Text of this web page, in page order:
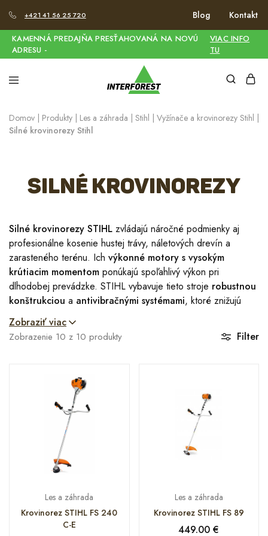
+421 41 56 25 720 Blog Kontakt
KAMENNÁ PREDAJŇA PRESŤAHOVANÁ NA NOVÚ
ADRESU -
VIAC INFO
TU
Domov Produkty Les a záhrada Stihl Vyžínače a krovinorezy Stihl
Silné krovinorezy Stihl
Silné krovinorezy
Silné krovinorezy STIHL zvládajú náročné podmienky aj
profesionálne kosenie hustej trávy, náletových drevín a
zarasteného terénu. Ich výkonné motory s vysokým
krútiacim momentom ponúkajú spoľahlivý výkon pri
dlhodobej prevádzke. STIHL vybavuje tieto stroje robustnou
konštrukciou a antivibračnými systémami, ktoré znižujú
únavu používateľa a zvyšujú komfort pri práci v teréne.
Zobraziť viac
Filter
Zobrazenie 10 z 10 produkty
Les a záhrada
Krovinorez STIHL FS 240
C-E
Les a záhrada
Krovinorez STIHL FS 89
449.00€